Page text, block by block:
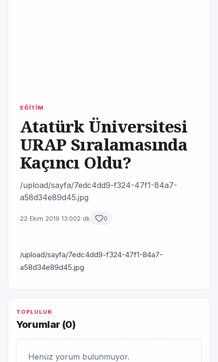
EĞİTİM
Atatürk Üniversitesi
URAP Sıralamasında
Kaçıncı Oldu?
/upload/sayfa/7edc4dd9-f324-47f1-84a7-
a58d34e89d45.jpg
22 Ekim 2019 13:002 dk 0
/upload/sayfa/7edc4dd9-f324-47f1-84a7-
a58d34e89d45.jpg
TOPLULUK
Yorumlar (0)
Henüz yorum bulunmuyor.